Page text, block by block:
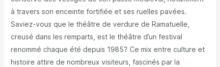
à travers son enceinte fortifiée et ses ruelles pavées.
Saviez-vous que le théâtre de verdure de Ramatuelle,
creusé dans les remparts, est le théâtre d’un festival
renommé chaque été depuis 1985? Ce mix entre culture et
histoire attire de nombreux visiteurs, fascinés par la